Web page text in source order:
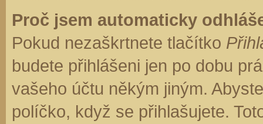
Proč jsem automaticky
Pokud nezaškrtnete tlačítko
budete přihlášeni jen po dobu
vašeho účtu někým jiným.
políčko, když se přihlašujete.